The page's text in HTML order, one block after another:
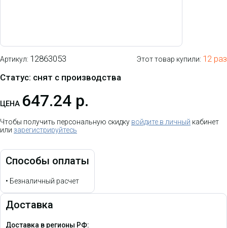
Артикул: 12863053
Статус: снят с производства
Этот товар купили: 12 раз
ЦЕНА 647.24 р.
Чтобы получить персональную скидку войдите в личный кабинет
или зарегистрируйтесь
Способы оплаты
• Безналичный расчет
Доставка
Доставка в регионы РФ: